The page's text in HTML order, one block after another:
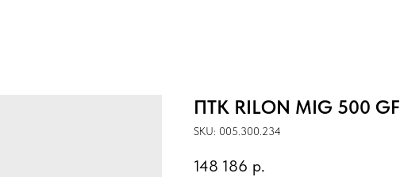
ПТК RILON MIG 500 GF
SKU: 005.300.234
148 186 р.